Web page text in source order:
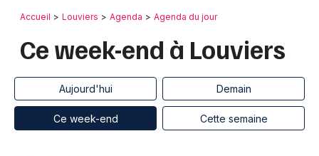
Publier un événement
Grands événements
Bordeaux
Lille
Lyon
Retour
Accueil Louviers Agenda Agenda du jour
Ce week-end à Louviers
Aujourd'hui Demain
Ce week-end Cette semaine
Où ?
Partout
Près de moi Changer de lieu
Effacer les dates
Aujourd'hui
Demain Ce week-end Autre